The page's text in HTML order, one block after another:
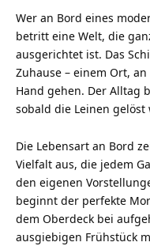
Wer an Bord eines
betritt eine Welt, die
ausgerichtet ist. Das
Zuhause – einem Ort,
Hand gehen. Der Alltag
sobald die Leinen gelöst
Die Lebensart an Bord
Vielfalt aus, die jedem
den eigenen
beginnt der perfekte
dem Oberdeck bei
ausgiebigen Frühstück